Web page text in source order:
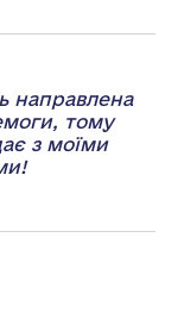
направлена
тому
з моїми